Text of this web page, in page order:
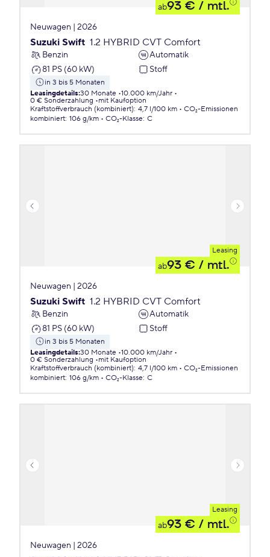
ab93 € / mtl.
Neuwagen | 2026
Suzuki Swift 1.2 HYBRID CVT Comfort
Benzin
Automatik
81 PS (60 kW)
Stoff
in 3 bis 5 Monaten
Leasingdetails:30 Monate 10.000 km/Jahr
0 € Sonderzahlung
mit Kaufoption
Kraftstoffverbrauch (kombiniert): 4,7 l/100 km
CO₂-Emissionen
kombiniert: 106 g/km CO₂-Klasse: C
Leasing
ab93 € / mtl.
Neuwagen | 2026
Suzuki Swift 1.2 HYBRID CVT Comfort
Benzin
Automatik
81 PS (60 kW)
Stoff
in 3 bis 5 Monaten
Leasingdetails:30 Monate 10.000 km/Jahr
0 € Sonderzahlung
mit Kaufoption
Kraftstoffverbrauch (kombiniert): 4,7 l/100 km
CO₂-Emissionen
kombiniert: 106 g/km CO₂-Klasse: C
Leasing
ab93 € / mtl.
Neuwagen | 2026